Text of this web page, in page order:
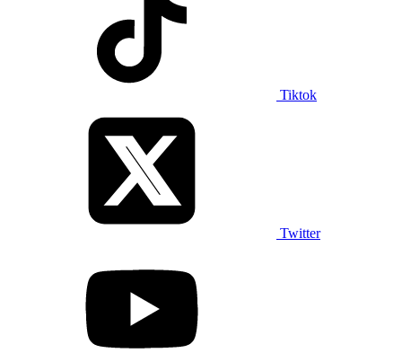
Tiktok
Twitter